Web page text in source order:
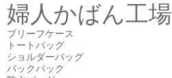
婦人かばん工場
ブリーフケース
トートバッグ
ショルダーバッグ
バックパック